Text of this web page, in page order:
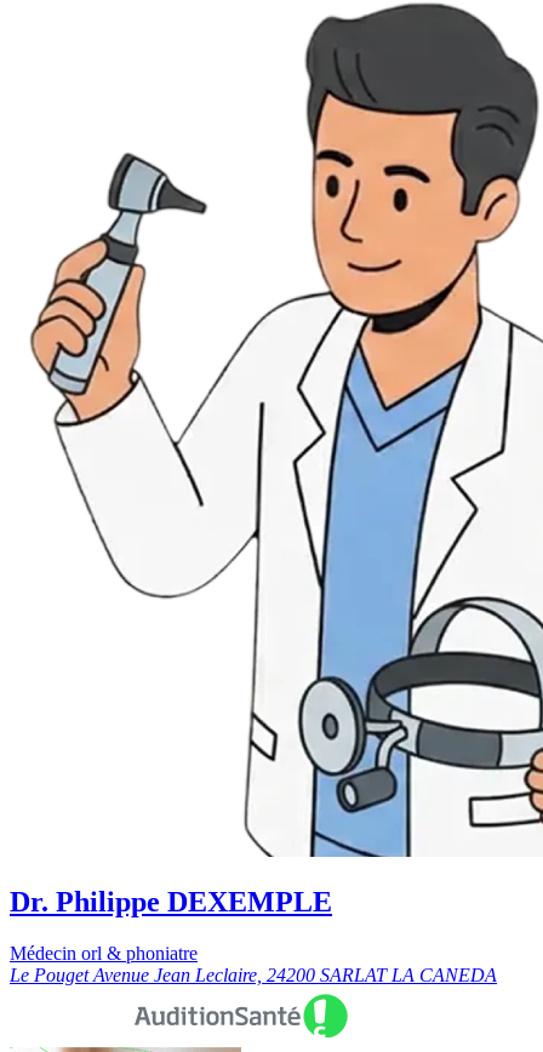
Dr. Philippe DEXEMPLE
Médecin orl & phoniatre
Le Pouget Avenue Jean Leclaire, 24200 SARLAT LA CANEDA